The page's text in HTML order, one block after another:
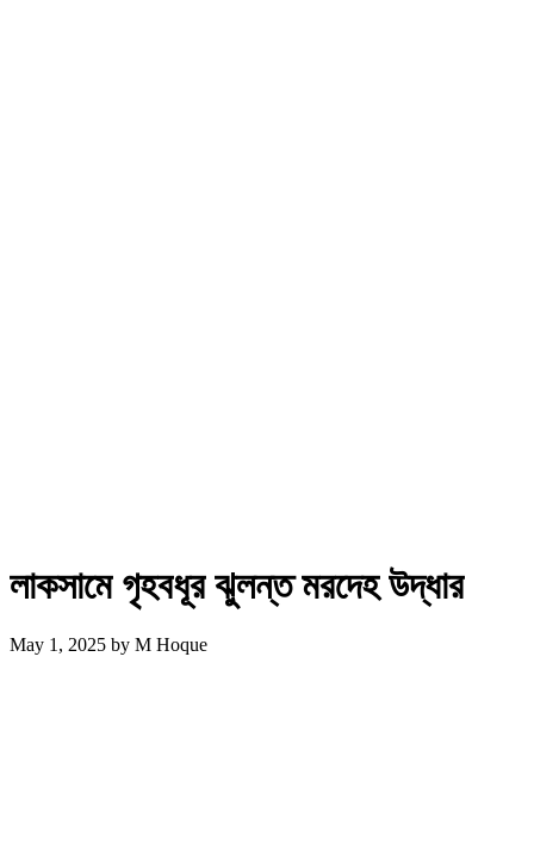
লাকসামে গৃহবধূর ঝুলন্ত মরদেহ উদ্ধার
May 1, 2025 by M Hoque